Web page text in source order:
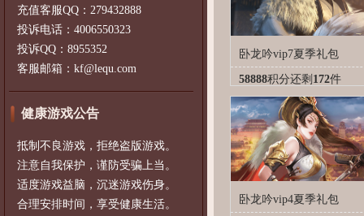
充值客服QQ：279432888
投诉电话：4006550323
投诉QQ：8955352
客服邮箱：kf@lequ.com
健康游戏公告
抵制不良游戏，拒绝盗版游戏。
注意自我保护，谨防受骗上当。
适度游戏益脑，沉迷游戏伤身。
合理安排时间，享受健康生活。
卧龙吟vip7夏季礼包
58888积分还剩 172件
卧龙吟vip4夏季礼包